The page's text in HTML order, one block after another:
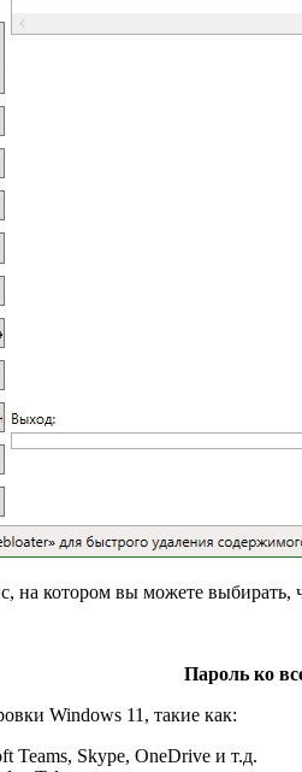
котором вы можете выбирать,
Пароль ко
Windows 11, такие как:
Teams, Skype, OneDrive и т.д.